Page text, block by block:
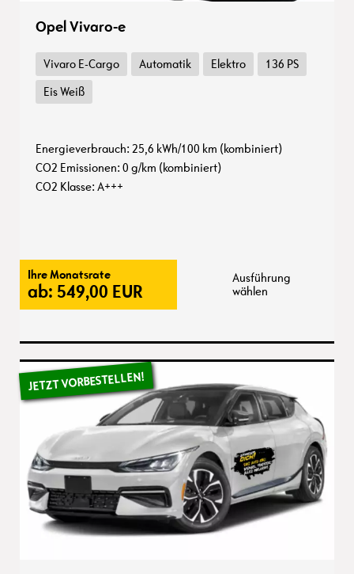
Opel Vivaro-e
Vivaro E-Cargo Automatik Elektro
136 PS
Eis Weiß
Energieverbrauch: 25,6 kWh/100 km (kombiniert)
CO2 Emissionen: 0 g/km (kombiniert)
CO2 Klasse: A+++
Ihre Monatsrate
ab: 549,00 EUR
Ausführung
wählen